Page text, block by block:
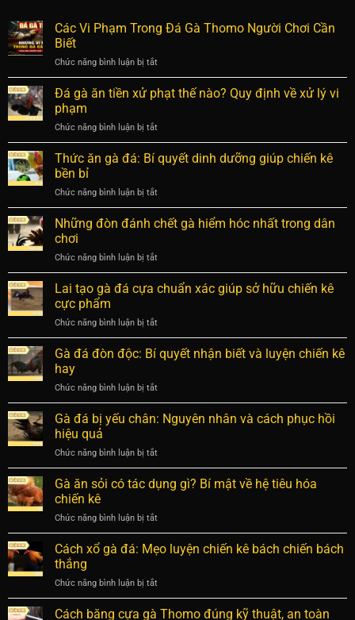
Các Vi Phạm Trong Đá Gà Thomo Người Chơi Cần
Biết
Chức năng bình luận bị tắtở
Các
Vi
Phạm
Đá
Gà
Thomo
Cần
Biết
Đá gà ăn tiền xử phạt thế nào? Quy định về xử lý vi
phạm
Chức năng bình luận bị tắtở
Đá
gà
ăn
xử
phạt
thế
định
về
xử
Thức ăn gà đá: Bí quyết dinh dưỡng giúp chiến kê
bền bỉ
Chức năng bình luận bị tắtở
Thức
ăn
Bí
quyết
dinh
chiến
kê
bền
Những đòn đánh chết gà hiểm hóc nhất trong dân
chơi
Chức năng bình luận bị tắtở
Những
đòn
gà
hiểm
hóc
dân
chơi
Lai tạo gà đá cựa chuẩn xác giúp sở hữu chiến kê
cực phẩm
Chức năng bình luận bị tắtở
Lai
tạo
gà
cựa
chuẩn
xác
hữu
chiến
kê
Gà đá đòn độc: Bí quyết nhận biết và luyện chiến kê
hay
Chức năng bình luận bị tắtở
Gà
đá
đòn
Bí
quyết
nhận
luyện
chiến
kê
Gà đá bị yếu chân: Nguyên nhân và cách phục hồi
hiệu quả
Chức năng bình luận bị tắtở
Gà
đá
bị
chân:
Nguyên
nhân
phục
hồi
hiệu
Gà ăn sỏi có tác dụng gì? Bí mật về hệ tiêu hóa
chiến kê
Chức năng bình luận bị tắtở
Gà
ăn
sỏi
tác
dụng
gì?
Cách xổ gà đá: Mẹo luyện chiến kê bách chiến bách
thắng
Chức năng bình luận bị tắtở
Cách
xổ
Cách băng cựa gà Thomo đúng kỹ thuật, an toàn